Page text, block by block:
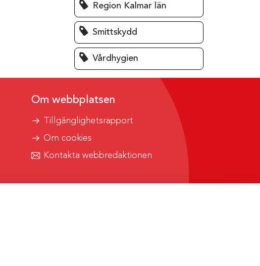
Region Kalmar län
Smittskydd
Vårdhygien
Om webbplatsen
Tillgänglighetsrapport
Om cookies
Kontakta webbredaktionen